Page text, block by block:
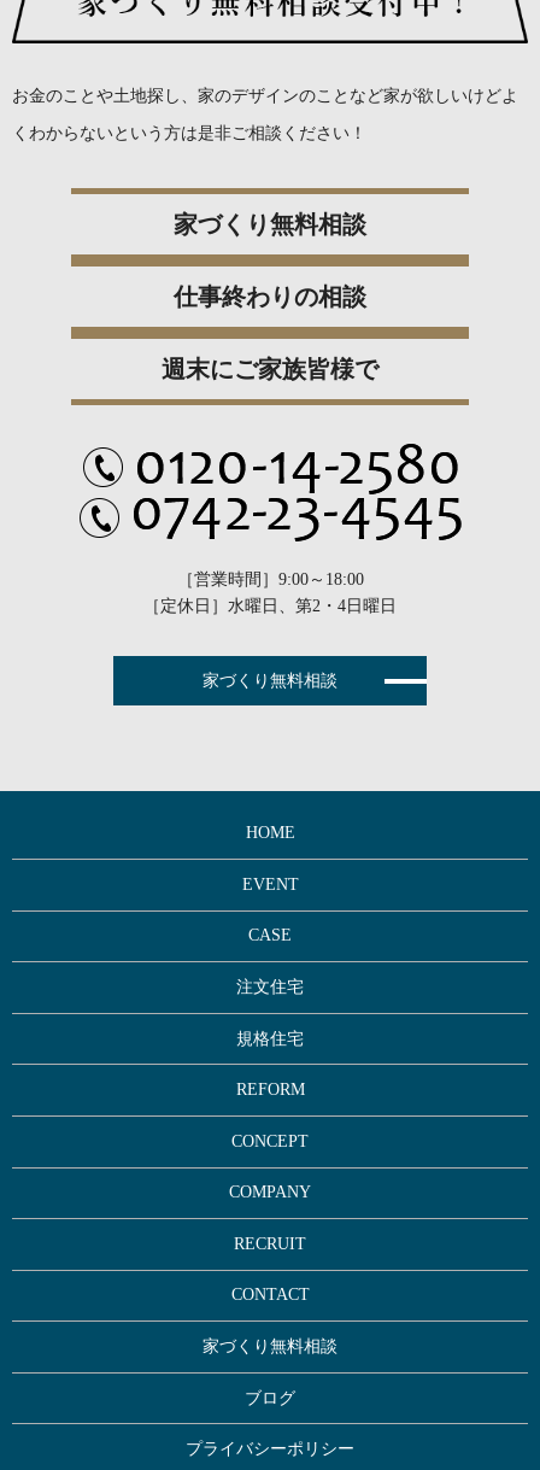
お金のことや土地探し、家のデザインのことなど家が欲しいけどよ
くわからないという方は是非ご相談ください！
家づくり無料相談
仕事終わりの相談
週末にご家族皆様で
［営業時間］9:00～18:00
［定休日］水曜日、第2・4日曜日
家づくり無料相談
HOME
EVENT
CASE
注文住宅
規格住宅
REFORM
CONCEPT
COMPANY
RECRUIT
CONTACT
家づくり無料相談
ブログ
プライバシーポリシー